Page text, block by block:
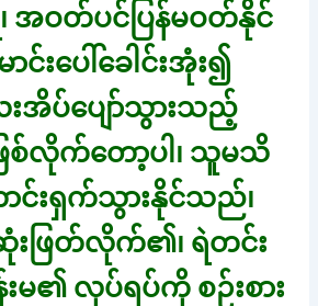
၊ အဝတ်ပင်ပြန်မဝတ်နိုင်
ပေါ်ခေါင်းအုံး၍
အိပ်ပျော်သွားသည့်
ြစ်လိုက်တော့ပါ၊ သူမသိ
င်းရှက်သွားနိုင်သည်၊
းဖြတ်လိုက်၏၊ ရဲတင်း
၏ လုပ်ရပ်ကို စဉ်းစား